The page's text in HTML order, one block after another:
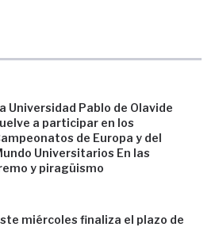
Universidad Pablo de Olavide
a participar en los
de Europa y del
Universitarios En las
y piragüismo
miércoles finaliza el plazo de